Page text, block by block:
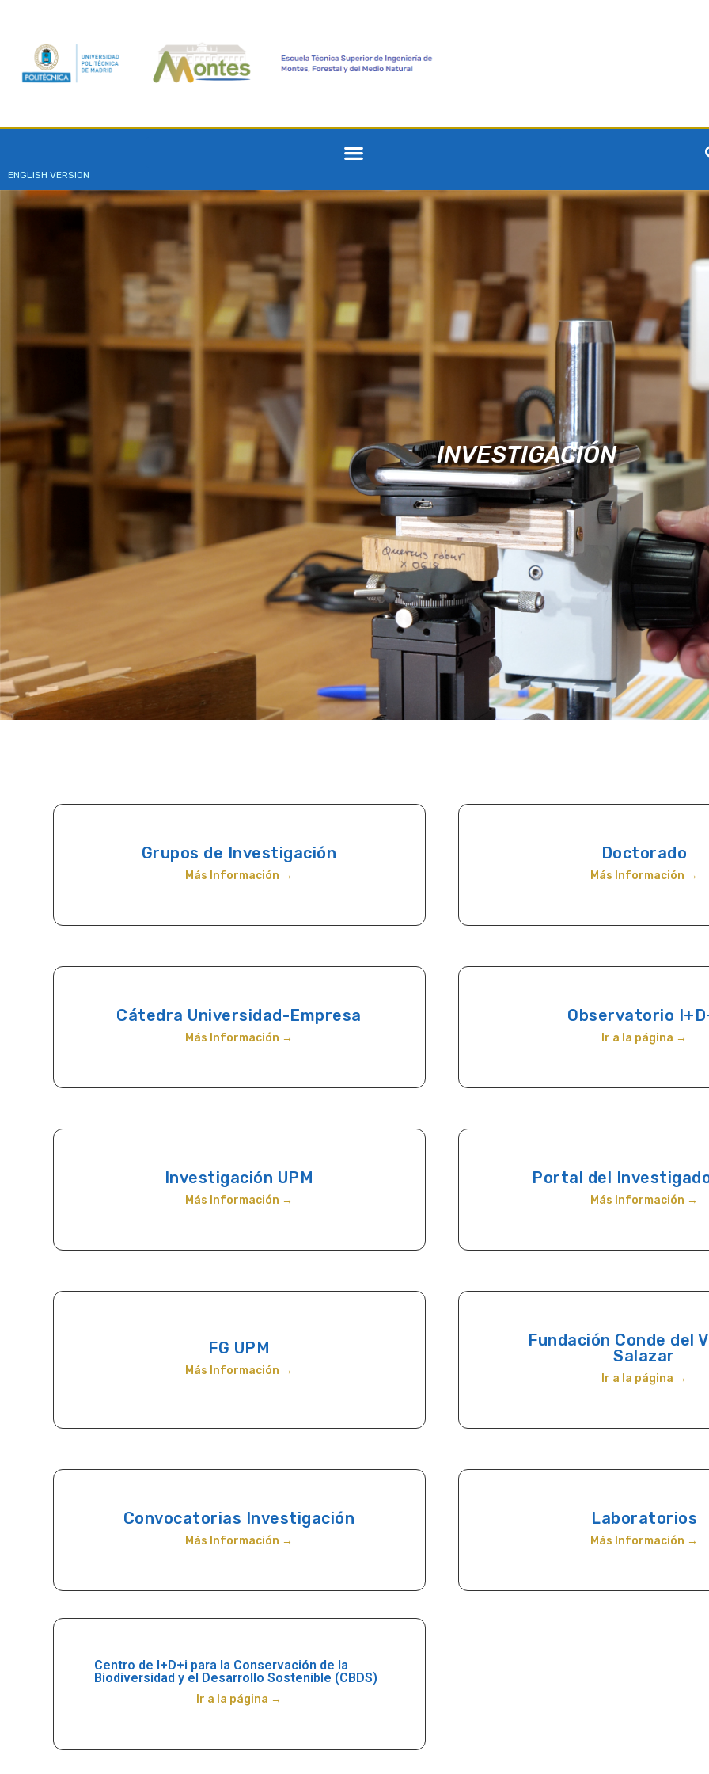
ENGLISH VERSION
INVESTIGACIÓN
Grupos de Investigación
Más Información →
Doctorado
Más Información →
Cátedra Universidad-Empresa
Más Información →
Observatorio
Ir a la página →
Investigación UPM
Más Información →
Portal del
Más Información →
FG UPM
Más Información →
Fundación Conde del
Salazar
Ir a la página →
Convocatorias Investigación
Más Información →
Laboratorios
Más Información →
Centro de I+D+i para la Conservación de la
Biodiversidad y el Desarrollo Sostenible (CBDS)
Ir a la página →